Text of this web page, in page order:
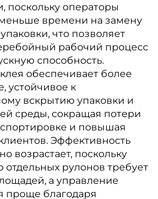
поскольку операторы
меньше времени на замену
что позволяет
рабочий процесс
способность.
обеспечивает более
устойчивое к
вскрытию упаковки и
среды, сокращая потери
и повышая
Эффективность
возрастает, поскольку
рулонов требует
а управление
проще благодаря